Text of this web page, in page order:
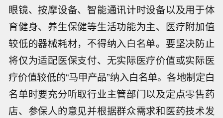
眼镜、按摩设备、智能通讯计时设备以及用于体
育健身、养生保健等生活功能为主、医疗附加值
较低的器械耗材，不得纳入白名单。要坚决防止
将仅为适配医保支付、无实际医疗价值或实际医
疗价值较低的“马甲产品”纳入白名单。各地制定白
名单时要充分听取行业主管部门以及定点零售药
店、参保人的意见并根据群众需求和医药技术发